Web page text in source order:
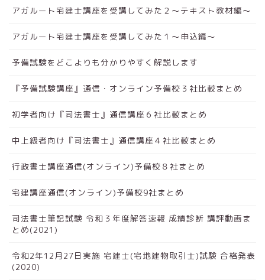
アガルート宅建士講座を受講してみた２～テキスト教材編～
アガルート宅建士講座を受講してみた１～申込編～
予備試験をどこよりも分かりやすく解説します
『予備試験講座』通信・オンライン予備校３社比較まとめ
初学者向け『司法書士』通信講座６社比較まとめ
中上級者向け『司法書士』通信講座４社比較まとめ
行政書士講座通信(オンライン)予備校８社まとめ
宅建講座通信(オンライン)予備校9社まとめ
司法書士筆記試験 令和３年度解答速報 成績診断 講評動画ま
とめ(2021)
令和2年12月27日実施 宅建士(宅地建物取引士)試験 合格発表
(2020)